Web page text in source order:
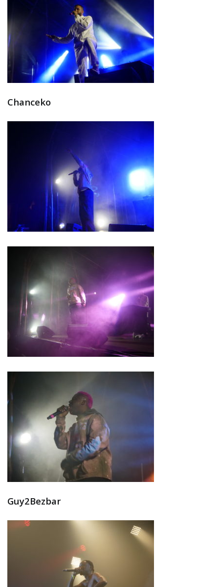
Chanceko
Guy2Bezbar